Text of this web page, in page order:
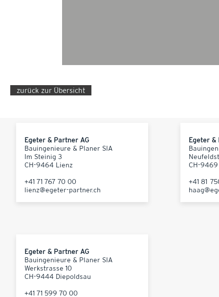
zurück zur Übersicht
Egeter & Partner AG
Bauingenieure & Planer SIA
Im Steinig 3
CH-9464 Lienz
+41 71 767 70 00
lienz@egeter-partner.ch
Egeter &
CH-
+41 81
Egeter & Partner AG
Bauingenieure & Planer SIA
Werkstrasse 10
CH-9444 Diepoldsau
+41 71 599 70 00